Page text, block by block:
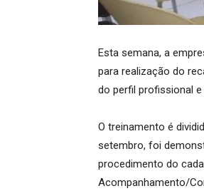
Esta semana, a
para realização do
do perfil profissional
O treinamento é
setembro, foi
procedimento do
Acompanhamento/